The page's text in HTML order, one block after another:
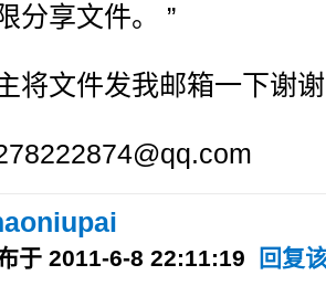
分享文件。 ”
将文件发我邮箱一下谢
于 2011-6-8 22:11:19 回复